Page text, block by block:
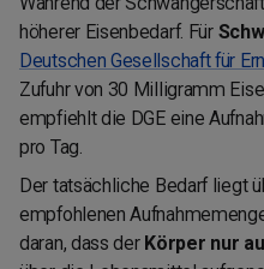
höherer Eisenbedarf. Für
Deutschen Gesellschaft für
Zufuhr von 30 Milligramm
empfiehlt die DGE eine
pro Tag.
Der tatsächliche Bedarf liegt
empfohlenen
daran, dass der Körper nur